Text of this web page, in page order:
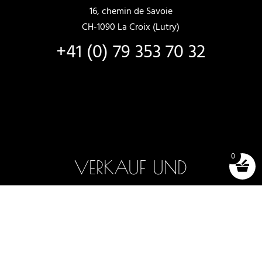
16, chemin de Savoie
CH-1090 La Croix (Lutry)
+41 (0) 79 353 70 32
VERKAUF UND
0